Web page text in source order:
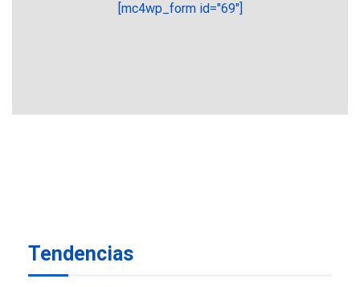
[mc4wp_form id="69"]
Tendencias